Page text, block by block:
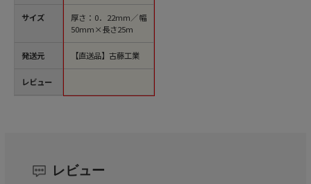
サイズ
発送元
レビュー
厚さ：0．22mm／幅
50mm×長さ25m
【直送品】古藤工業
レビュー